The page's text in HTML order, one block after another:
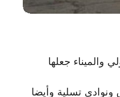
والميناء جعلها
تسلية وأيضا